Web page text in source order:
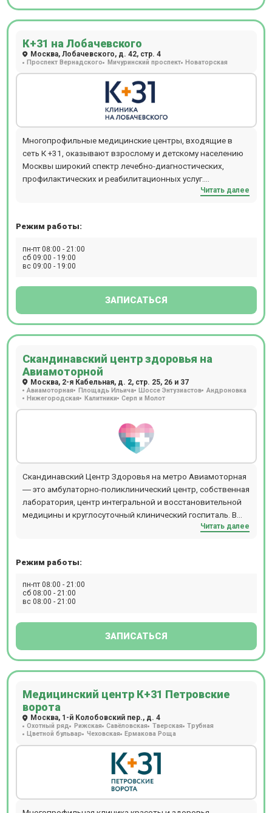
К+31 на Лобачевского
Москва, Лобачевского, д. 42, стр. 4
Проспект Вернадского Мичуринский проспект Новаторская
Многопрофильные медицинские центры, входящие в
сеть К +31, оказывают взрослому и детскому населению
Москвы широкий спектр лечебно-диагностических,
профилактических и реабилитационных услуг.
Обратившись в медцентр К +31, можно получить
уролога, гастроэнтеролога, ортопеда, невролога,
специалистов.
Читать далее
Режим работы:
пн-пт 08:00 - 21:00
сб 09:00 - 19:00
вс 09:00 - 19:00
ЗАПИСАТЬСЯ
Скандинавский центр здоровья на
Авиамоторной
Москва, 2-я Кабельная, д. 2, стр. 25, 26 и 37
Авиамоторная Площадь Ильича Шоссе Энтузиастов Андроновка
Нижегородская Калитники Серп и Молот
Скандинавский Центр Здоровья на метро Авиамоторная
― это амбулаторно-поликлинический центр, собственная
лаборатория, центр интегральной и восстановительной
медицины и круглосуточный клинический госпиталь. В
центре осуществляется полный комплекс услуг по
47 медицинским направлениям. Приём осуществляется
бесплатная парковка для пациентов.
Читать далее
Режим работы:
пн-пт 08:00 - 21:00
сб 08:00 - 21:00
вс 08:00 - 21:00
ЗАПИСАТЬСЯ
Медицинский центр К+31 Петровские
ворота
Москва, 1-й Колобовский пер., д. 4
Охотный ряд Рижская Савёловская Тверская
Трубная
Цветной бульвар Чеховская Ермакова Роща